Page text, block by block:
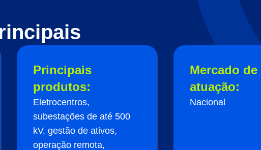
Principais
produtos:
Eletrocentros,
subestações de até 500
kV, gestão de ativos,
operação remota,
Mercado de
atuação:
Nacional